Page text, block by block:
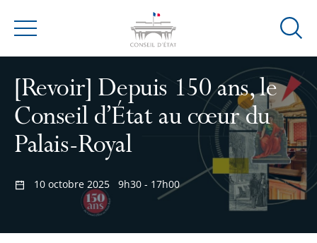
Menu
Ouvrir
de
[Revoir] Depuis 150 ans, le
Conseil d’État au cœur du
Palais-Royal
10 octobre 2025 9h30 - 17h00